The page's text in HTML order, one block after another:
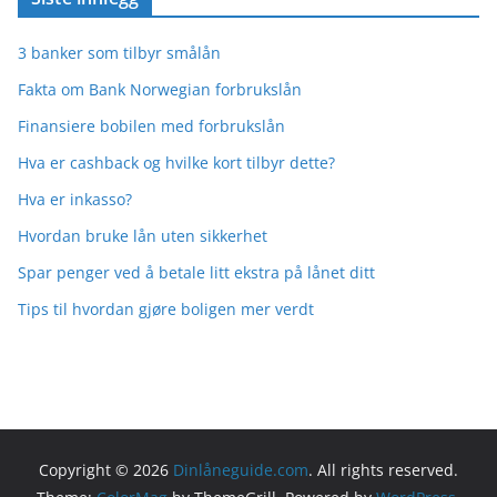
3 banker som tilbyr smålån
Fakta om Bank Norwegian forbrukslån
Finansiere bobilen med forbrukslån
Hva er cashback og hvilke kort tilbyr dette?
Hva er inkasso?
Hvordan bruke lån uten sikkerhet
Spar penger ved å betale litt ekstra på lånet ditt
Tips til hvordan gjøre boligen mer verdt
Copyright © 2026 Dinlåneguide.com. All rights reserved.